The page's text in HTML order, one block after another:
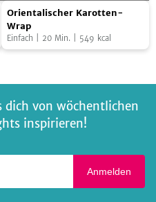
Orientalischer
Karotten-
Wrap
Orientalischer Karotten-
Wrap
Einfach 20 Min. 549 kcal
dich von wöchentlichen
inspirieren!
Anmelden